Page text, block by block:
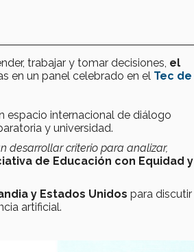
trabajar y tomar decisiones, el
en un panel celebrado en el Tec de
espacio internacional de diálogo
y universidad.
desarrollar criterio para analizar,
de Educación con Equidad y
y Estados Unidos para discutir
artificial.